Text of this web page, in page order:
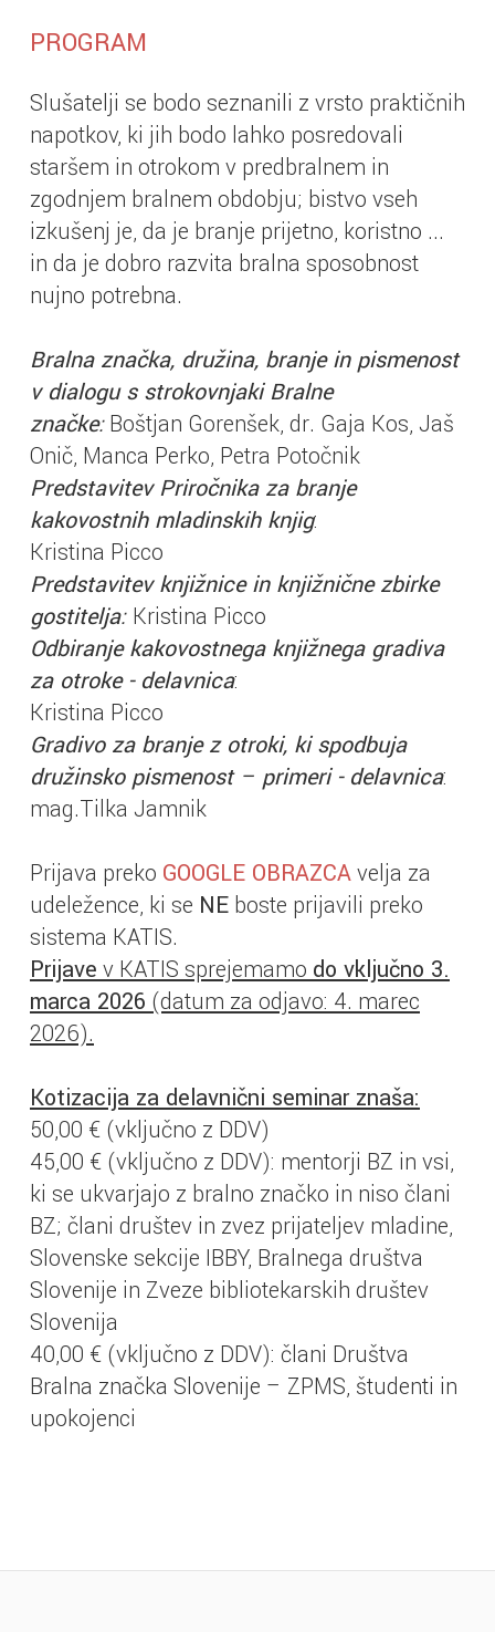
PROGRAM
Slušatelji se bodo seznanili z vrsto praktičnih
napotkov, ki jih bodo lahko posredovali
staršem in otrokom v predbralnem in
zgodnjem bralnem obdobju; bistvo vseh
izkušenj je, da je branje prijetno, koristno ...
in da je dobro razvita bralna sposobnost
nujno potrebna.
Bralna značka, družina, branje in pismenost
v dialogu s strokovnjaki Bralne
značke:Boštjan Gorenšek, dr. Gaja Kos, Jaš
Onič, Manca Perko, Petra Potočnik
Predstavitev Priročnika za branje
kakovostnih mladinskih knjig:
Kristina Picco
Predstavitev knjižnice in knjižnične zbirke
gostitelja: Kristina Picco
Odbiranje kakovostnega knjižnega gradiva
za otroke - delavnica:
Kristina Picco
Gradivo za branje z otroki, ki spodbuja
družinsko pismenost – primeri - delavnica:
mag.Tilka Jamnik
Prijava preko GOOGLE OBRAZCAvelja za
udeležence, ki se NE boste prijavili preko
sistema KATIS.
Prijave v KATIS sprejemamo do vključno 3.
marca 2026 (datum za odjavo: 4. marec
2026).
Kotizacija za delavnični seminar znaša:
50,00 € (vključno z DDV)
45,00 € (vključno z DDV): mentorji BZ in vsi,
ki se ukvarjajo z bralno značko in niso člani
BZ; člani društev in zvez prijateljev mladine,
Slovenske sekcije IBBY, Bralnega društva
Slovenije in Zveze bibliotekarskih društev
Slovenija
40,00 € (vključno z DDV): člani Društva
Bralna značka Slovenije – ZPMS, študenti in
upokojenci